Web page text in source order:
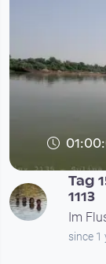
Tag
1113
Im
since 1